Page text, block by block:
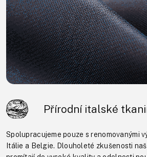
Přírodní italské
Spolupracujeme pouze s renomovanými
Itálie a Belgie. Dlouholeté zkušenosti